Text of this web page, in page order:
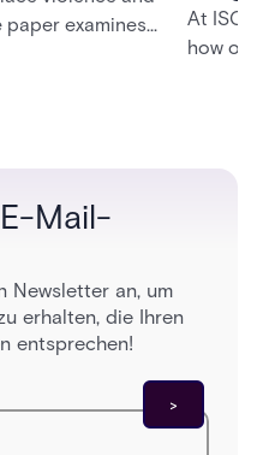
examines
At ISC
how
Mail-
Newsletter an, um
erhalten, die Ihren
entsprechen!